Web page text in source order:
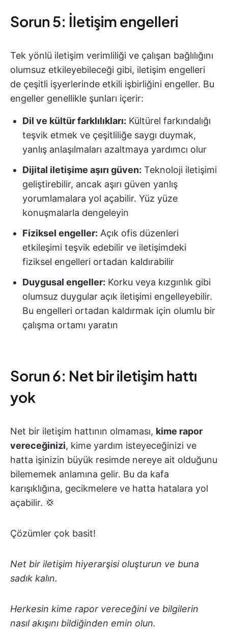
Sorun 5: İletişim engelleri
Tek yönlü iletişim verimliliği ve çalışan bağlılığını
olumsuz etkileyebileceği gibi, iletişim engelleri
de çeşitli işyerlerinde etkili işbirliğini engeller. Bu
engeller genellikle şunları içerir:
Dil ve kültür farklılıkları: Kültürel farkındalığı
teşvik etmek ve çeşitliliğe saygı duymak,
yanlış anlaşılmaları azaltmaya yardımcı olur
Dijital iletişime aşırı güven: Teknoloji iletişimi
geliştirebilir, ancak aşırı güven yanlış
yorumlamalara yol açabilir. Yüz yüze
konuşmalarla dengeleyin
Fiziksel engeller: Açık ofis düzenleri
etkileşimi teşvik edebilir ve iletişimdeki
fiziksel engelleri ortadan kaldırabilir
Duygusal engeller: Korku veya kızgınlık gibi
olumsuz duygular açık iletişimi engelleyebilir.
Bu engelleri ortadan kaldırmak için olumlu bir
çalışma ortamı yaratın
Sorun 6: Net bir iletişim hattı
yok
Net bir iletişim hattının olmaması, kime rapor
vereceğinizi, kime yardım isteyeceğinizi ve
hatta işinizin büyük resimde nereye ait olduğunu
bilememek anlamına gelir. Bu da kafa
karışıklığına, gecikmelere ve hatta hatalara yol
açabilir. 💢
Çözümler çok basit!
Net bir iletişim hiyerarşisi oluşturun ve buna
sadık kalın.
Herkesin kime rapor vereceğini ve bilgilerin
nasıl akışını bildiğinden emin olun.